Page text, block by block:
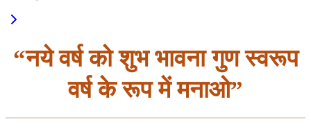
“नये वर्ष को शुभ भावना गुण स्वरूप
वर्ष के रूप में मनाओ”